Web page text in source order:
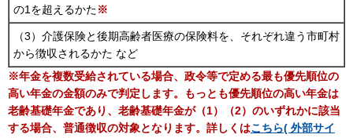
の1を超えるかた※
（3）介護保険と後期高齢者医療の保険料を、それぞれ違う市町村
から徴収されるかた など
※年金を複数受給されている場合、政令等で定める最も優先順位の
高い年金の金額のみで判定します。
もっとも優先順位の高い年金は
老齢基礎年金であり、老齢基礎年金が（1）（2）のいずれかに該当
する場合、普通徴収の対象となります。詳しくはこちら( 外部サイ